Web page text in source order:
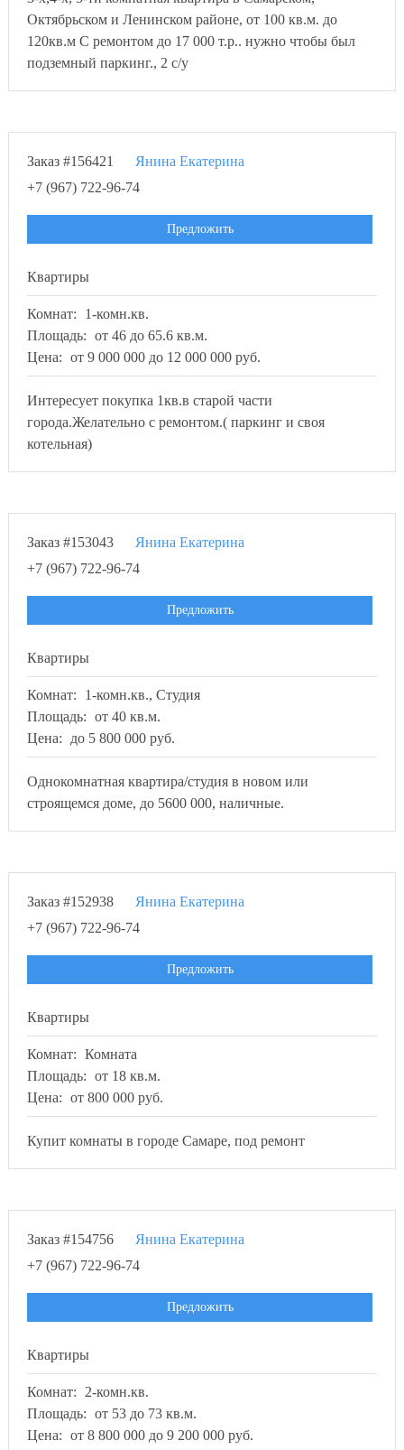
Октябрьском и Ленинском районе, от 100 кв.м. до
120кв.м С ремонтом до 17 000 т.р.. нужно чтобы был
подземный паркинг., 2 с/у
Заказ #156421
Янина Екатерина
+7 (967) 722-96-74
Предложить
Квартиры
Комнат:
1-комн.кв.
Площадь: от 46 до 65.6 кв.м.
Цена: от 9 000 000 до 12 000 000 руб.
Интересует покупка 1кв.в старой части
города.Желательно с ремонтом.( паркинг и своя
котельная)
Заказ #153043
Янина Екатерина
+7 (967) 722-96-74
Предложить
Квартиры
Комнат:
1-комн.кв., Студия
Площадь: от 40 кв.м.
Цена:
до 5 800 000 руб.
Однокомнатная квартира/студия в новом или
строящемся доме, до 5600 000, наличные.
Заказ #152938
Янина Екатерина
+7 (967) 722-96-74
Предложить
Квартиры
Комнат: Комната
Площадь: от 18 кв.м.
Цена: от 800 000 руб.
Купит комнаты в городе Самаре, под ремонт
Заказ #154756
Янина Екатерина
+7 (967) 722-96-74
Предложить
Квартиры
Комнат:
2-комн.кв.
Площадь: от 53 до 73 кв.м.
Цена: от 8 800 000 до 9 200 000 руб.